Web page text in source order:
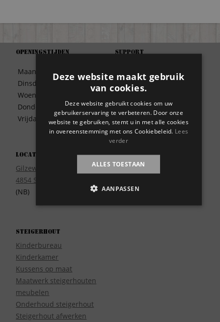
Openingstijden
Maandag
Dinsdag
Woensdag
Donderdag
Vrijdag
09:30 – 17:00
09:30 – 17:00
09:30 – 17:00
09:30 – 17:00
Locatie
Gilzeweg 17
4854 SE Bavel
(NB)
Support
Betaalwijze
Bezorgen
Contact
Disclaimer
Garantie
Meest gestelde vragen
Wie zijn wij?
Steigerhout
Kinderbureau
Kinderkamer
Kussens op maat
Maatwerk steigerhouten
meubelen
Onderhoud steigerhout
Steigerhout afwerken
Deze website maakt gebruik
van cookies.
Deze website gebruikt cookies om uw
gebruikerservaring te verbeteren. Door onze
website te gebruiken, stemt u in met alle cookies
in overeenstemming met ons Cookiebeleid. Lees
verder
ALLES TOESTAAN
AANPASSEN